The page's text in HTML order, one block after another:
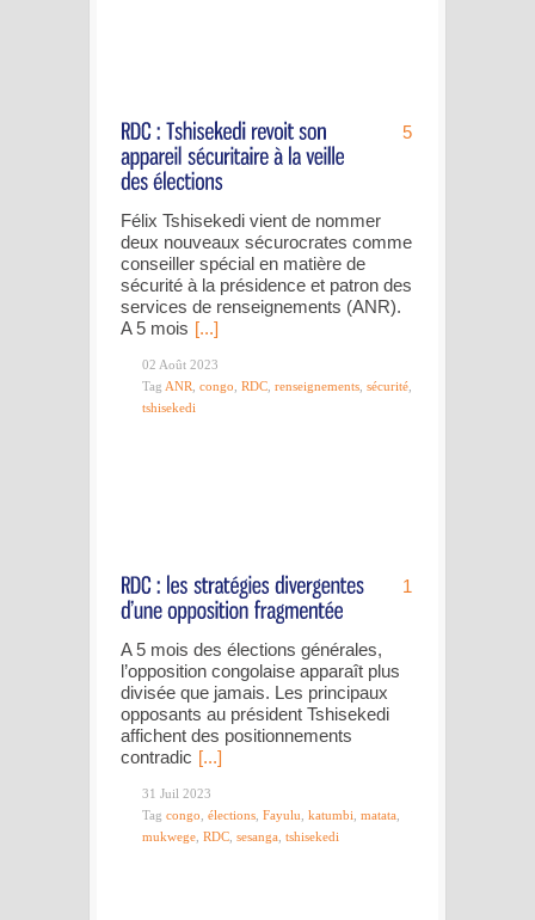
5
Félix Tshisekedi vient de nommer
deux nouveaux sécurocrates comme
conseiller spécial en matière de
sécurité à la présidence et patron des
services de renseignements (ANR).
A 5 mois [...]
02 Août 2023
Tag ANR, congo, RDC, renseignements, sécurité,
tshisekedi
1
A 5 mois des élections générales,
l’opposition congolaise apparaît plus
divisée que jamais. Les principaux
opposants au président Tshisekedi
affichent des positionnements
contradic [...]
31 Juil 2023
Tag congo élections Fayulu katumbi matata
mukwege RDC sesanga tshisekedi